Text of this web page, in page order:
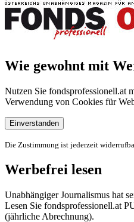
Wie gewohnt mit
Nutzen Sie fondsprofessionell.at
Verwendung von Cookies für
Einverstanden
Die Zustimmung ist jederzeit
Werbefrei lesen
Unabhängiger Journalismus hat
Lesen Sie fondsprofessionell.at
(jährliche Abrechnung).